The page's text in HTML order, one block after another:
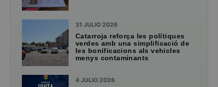
31 JULIO 2026
Catarroja reforça les polítiques
verdes amb una simplificació de
les bonificacions als vehicles
menys contaminants
4 JULIO 2026